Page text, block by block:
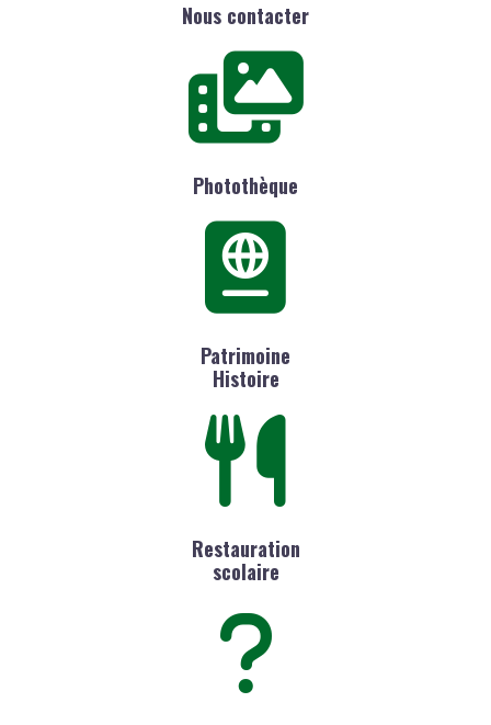
Nous contacter
Photothèque
Patrimoine
Histoire
Restauration
scolaire